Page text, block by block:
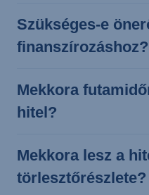
Szükséges-e
finanszírozáshoz?
Mekkora
hitel?
Mekkora lesz a
törlesztőrészlete?